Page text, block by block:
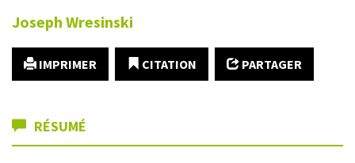
Joseph Wresinski
IMPRIMER CITATION PARTAGER
RÉSUMÉ